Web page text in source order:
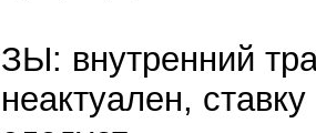
ЗЫ: внутренний
неактуален,